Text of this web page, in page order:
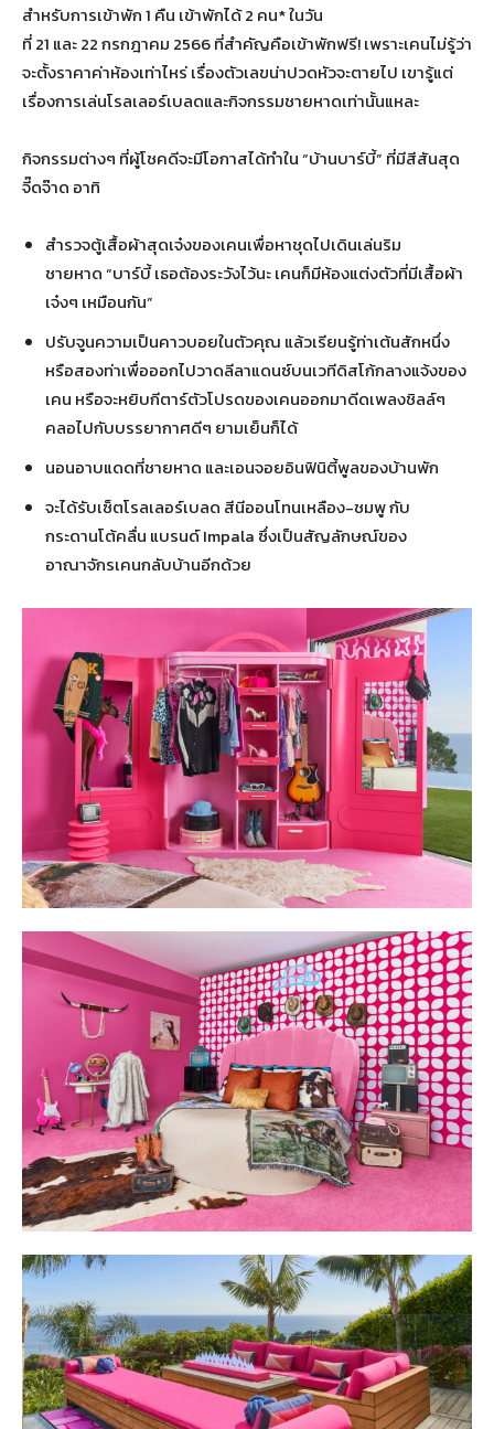
สำหรับการเข้าพัก 1 คืน เข้าพักได้ 2 คน* ในวัน
ที่ 21 และ 22 กรกฎาคม 2566 ที่สำคัญคือเข้าพักฟรี! เพราะเคนไม่รู้ว่า
จะตั้งราคาค่าห้องเท่าไหร่ เรื่องตัวเลขน่าปวดหัวจะตายไป เขารู้แต่
เรื่องการเล่นโรลเลอร์เบลดและกิจกรรมชายหาดเท่านั้นแหละ
กิจกรรมต่างๆ ที่ผู้โชคดีจะมีโอกาสได้ทำใน “บ้านบาร์บี้” ที่มีสีสันสุด
จี๊ดจ๊าด อาทิ
สำรวจตู้เสื้อผ้าสุดเจ๋งของเคนเพื่อหาชุดไปเดินเล่นริม
ชายหาด “บาร์บี้ เธอต้องระวังไว้นะ เคนก็มีห้องแต่งตัวที่มีเสื้อผ้า
เจ๋งๆ เหมือนกัน”
ปรับจูนความเป็นคาวบอยในตัวคุณ แล้วเรียนรู้ท่าเต้นสักหนึ่ง
หรือสองท่าเพื่อออกไปวาดลีลาแดนซ์บนเวทีดิสโก้กลางแจ้งของ
เคน หรือจะหยิบกีตาร์ตัวโปรดของเคนออกมาดีดเพลงชิลล์ๆ
คลอไปกับบรรยากาศดีๆ ยามเย็นก็ได้
นอนอาบแดดที่ชายหาด และเอนจอยอินฟินิตี้พูลของบ้านพัก
จะได้รับเซ็ตโรลเลอร์เบลด สีนีออนโทนเหลือง-ชมพู กับ
กระดานโต้คลื่น แบรนด์ Impala ซึ่งเป็นสัญลักษณ์ของ
อาณาจักรเคนกลับบ้านอีกด้วย